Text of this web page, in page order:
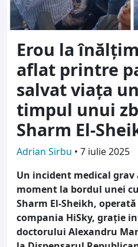
Erou la
aflat printre
salvat viața
timpul unui
Sharm El-
Adrian Sirbu • 7 iulie 2025
Un incident medical
moment la bordul unei
Sharm El-Sheikh,
compania HiSky, grație
doctorului Alexandru